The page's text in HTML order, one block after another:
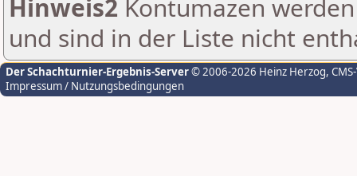
Hinweis2 Kontumazen
und sind in der Liste nicht
Der Schachturnier-Ergebnis-Server© 2006-2026 Heinz Herzog,
Impressum / Nutzungsbedingungen